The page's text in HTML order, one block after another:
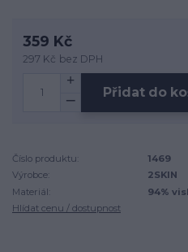
359 Kč
297 Kč bez DPH
Přidat do
Číslo produktu:
1469
Výrobce:
2SKIN
Materiál:
94%
Hlídat cenu / dostupnost